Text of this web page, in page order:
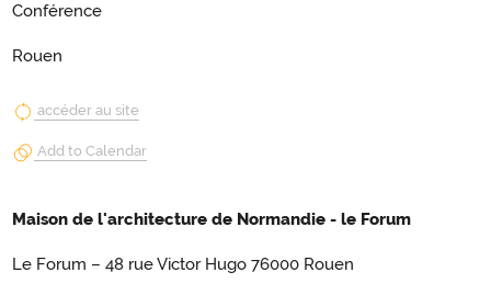
Conférence
Rouen
accéder au site
Add to Calendar
Maison de l'architecture de Normandie - le Forum
Le Forum – 48 rue Victor Hugo 76000 Rouen